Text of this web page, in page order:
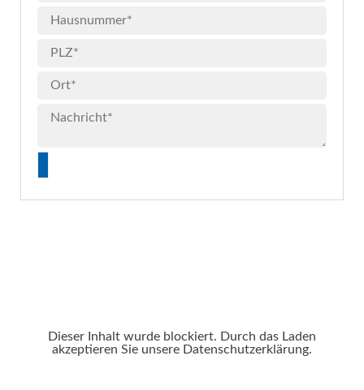
Dieser Inhalt wurde blockiert. Durch das Laden
akzeptieren Sie unsere Datenschutzerklärung.